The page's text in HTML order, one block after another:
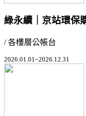
綠永續｜京站環保
/ 各樓層公帳台
2026.01.01~2026.12.31